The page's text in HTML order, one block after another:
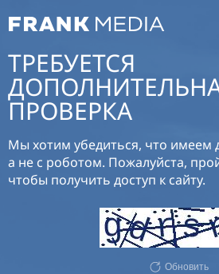
ТРЕБУЕТСЯ
ПРОВЕРКА
Мы хотим убедиться, что имеем
а не с роботом. Пожалуйста,
чтобы получить доступ к сайту.
Обновить